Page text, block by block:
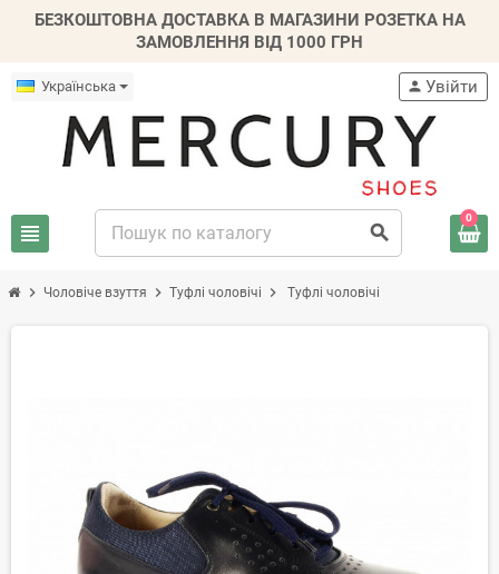
БЕЗКОШТОВНА ДОСТАВКА В МАГАЗИНИ РОЗЕТКА НА
ЗАМОВЛЕННЯ ВІД 1000 ГРН
Українська
view_headline search
person Увійти
0
chevron_right Чоловіче взуття chevron_right Туфлі чоловічі chevron_right Туфлі чоловічі